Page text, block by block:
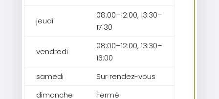
jeudi
08:00–12:00, 13:30–
17:30
vendredi
08:00–12:00, 13:30–
16:00
samedi
Sur rendez-vous
dimanche
Fermé